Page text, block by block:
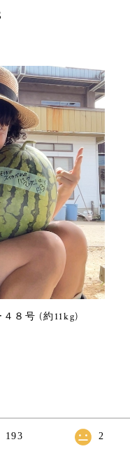
８号 (約11kg)
193 2